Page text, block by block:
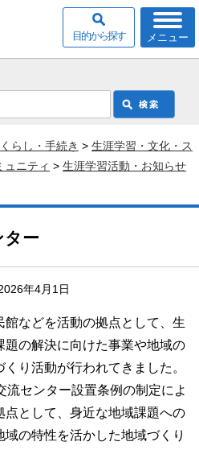
メニュー
目的から探す
くらし・手続き > 生涯学習・文化・ス
ュニティ > 生涯学習活動・お知らせ
ター
年4月1日
などを活動の拠点として、生
の解決に向けた事業や地域の
り活動が行われてきました。
流センター設置条例の制定によ
点として、身近な地域課題への
の特性を活かした地域づくり